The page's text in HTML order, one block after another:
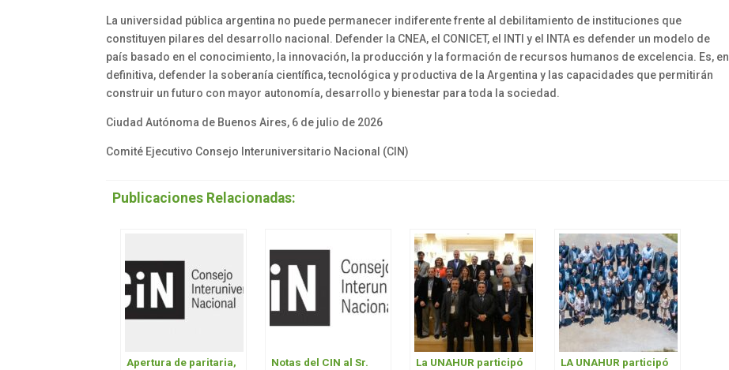
La universidad pública argentina no puede permanecer indiferente frente al debilitamiento de instituciones que
constituyen pilares del desarrollo nacional. Defender la CNEA, el CONICET, el INTI y el INTA es defender un modelo de
país basado en el conocimiento, la innovación, la producción y la formación de recursos humanos de excelencia. Es, en
definitiva, defender la soberanía científica, tecnológica y productiva de la Argentina y las capacidades que permitirán
construir un futuro con mayor autonomía, desarrollo y bienestar para toda la sociedad.
Ciudad Autónoma de Buenos Aires, 6 de julio de 2026
Comité Ejecutivo Consejo Interuniversitario Nacional (CIN)
Publicaciones Relacionadas:
Apertura de paritaria, Notas del CIN al Sr. La UNAHUR participó LA UNAHUR participó